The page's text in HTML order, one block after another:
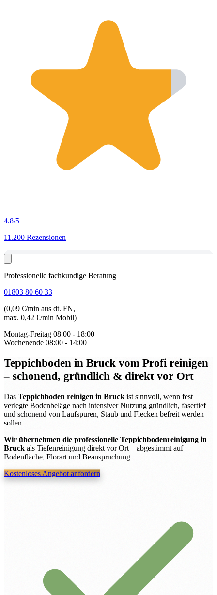
4.8/5
11.200 Rezensionen
Professionelle fachkundige Beratung
01803 80 60 33
(0,09 €/min aus dt. FN,
max. 0,42 €/min Mobil)
Montag-Freitag 08:00 - 18:00
Wochenende 08:00 - 14:00
Teppichboden in Bruck vom Profi reinigen
– schonend, gründlich & direkt vor Ort
Das Teppichboden reinigen in Bruck ist sinnvoll, wenn fest
verlegte Bodenbeläge nach intensiver Nutzung gründlich, fasertief
und schonend von Laufspuren, Staub und Flecken befreit werden
sollen.
Wir übernehmen die professionelle Teppichbodenreinigung in
Bruck als Tiefenreinigung direkt vor Ort – abgestimmt auf
Bodenfläche, Florart und Beanspruchung.
Kostenloses Angebot anfordern